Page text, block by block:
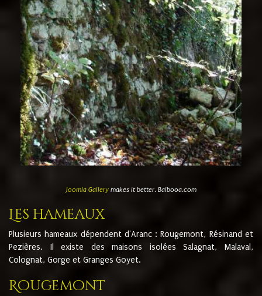
Joomla Gallerymakes it better. Balbooa.com
Les hameaux
Plusieurs hameaux dépendent d'Aranc : Rougemont, Résinand et
Pezières. Il existe des maisons isolées Salagnat, Malaval,
Colognat, Gorge et Granges Goyet.
Rougemont